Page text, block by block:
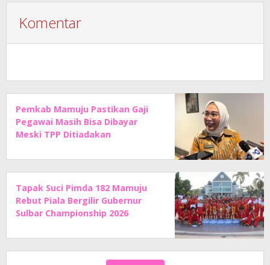
Komentar
Pemkab Mamuju Pastikan Gaji
Pegawai Masih Bisa Dibayar
Meski TPP Ditiadakan
Tapak Suci Pimda 182 Mamuju
Rebut Piala Bergilir Gubernur
Sulbar Championship 2026